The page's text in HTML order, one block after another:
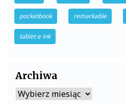
pocketbook remarkable
tablet e ink
Archiwa
Archiwa